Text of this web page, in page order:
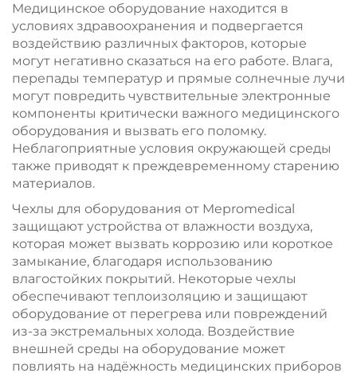
Медицинское оборудование находится в
условиях здравоохранения и подвергается
воздействию различных факторов, которые
могут негативно сказаться на его работе. Влага,
перепады температур и прямые солнечные лучи
могут повредить чувствительные электронные
компоненты критически важного медицинского
оборудования и вызвать его поломку.
Неблагоприятные условия окружающей среды
также приводят к преждевременному старению
материалов.
Чехлы для оборудования от Mepromedical
защищают устройства от влажности воздуха,
которая может вызвать коррозию или короткое
замыкание, благодаря использованию
влагостойких покрытий. Некоторые чехлы
обеспечивают теплоизоляцию и защищают
оборудование от перегрева или повреждений
из-за экстремальных холода. Воздействие
внешней среды на оборудование может
повлиять на надёжность медицинских приборов